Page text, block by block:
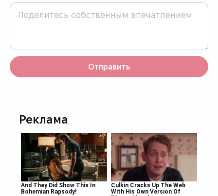
Отправить
Реклама